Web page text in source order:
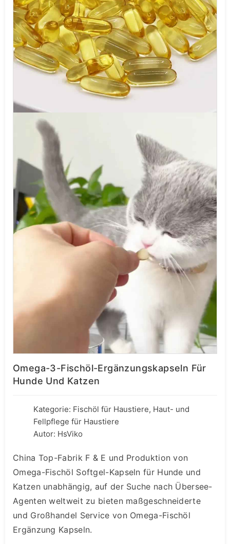
Omega-3-Fischöl-Ergänzungskapseln Für
Hunde Und Katzen
Kategorie: Fischöl für Haustiere, Haut- und
Fellpflege für Haustiere
Autor: HsViko
China Top-Fabrik F & E und Produktion von
Omega-Fischöl Softgel-Kapseln für Hunde und
Katzen unabhängig, auf der Suche nach Übersee-
Agenten weltweit zu bieten maßgeschneiderte
und Großhandel Service von Omega-Fischöl
Ergänzung Kapseln.